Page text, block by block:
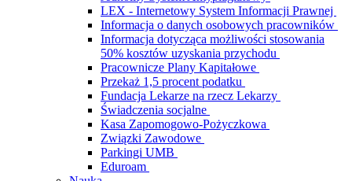
LEX - Internetowy System Informacji Prawnej
Informacja o danych osobowych pracowników
Informacja dotycząca możliwości stosowania
50% kosztów uzyskania przychodu
Pracownicze Plany Kapitałowe
Przekaż 1,5 procent podatku
Fundacja Lekarze na rzecz Lekarzy
Świadczenia socjalne
Kasa Zapomogowo-Pożyczkowa
Związki Zawodowe
Parkingi UMB
Eduroam